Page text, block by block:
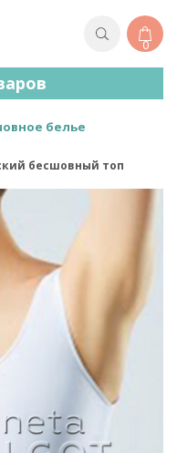
0
белье
бесшовный топ